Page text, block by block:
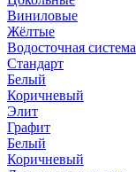
Виниловые
Жёлтые
Водосточная система
Стандарт
Белый
Коричневый
Элит
Графит
Белый
Коричневый